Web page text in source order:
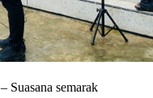
– Suasana semarak